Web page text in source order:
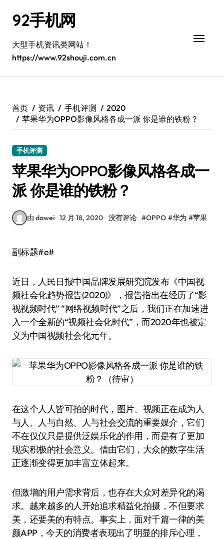
92手机网
大型手机资讯类网站！
https://www.92shouji.com.cn
首页 资讯 手机评测
2020
苹果华为OPPO影像风格各成一派 你是谁的铁粉？
手机评测
苹果华为OPPO影像风格各成一
派 你是谁的铁粉？
由 dawei 12 月 18, 2020 没有评论 #OPPO #华为 #苹果
副标题#e#
近日，人民日报中国品牌发展研究院发布《中国视
频社会化趋势报告(2020)》，报告指出在经历了“影
视视频时代” “网络视频时代”之后，我们正在加速进
入一个全新的“视频社会化时代”，而2020年也被定
义为中国视频社会化元年。
在这个人人皆可拍的时代，图片、视频正在成为人
与人、人与自然、人与社会交流的重要媒介，它们
不在仅仅只是提供泛娱乐化的作用，而是有了更加
现实积极的社会意义。借由它们，大众的数字生活
正逐渐变得更加丰富立体起来。
但激增的用户需求背后，也存在大众对差异化的渴
求。越来越多的人开始追求精益化拍摄，不但要求
美，还要美的有特点。事实上，面对千篇一律的美
颜APP，今天的消费者表现出了明显的排斥心理，